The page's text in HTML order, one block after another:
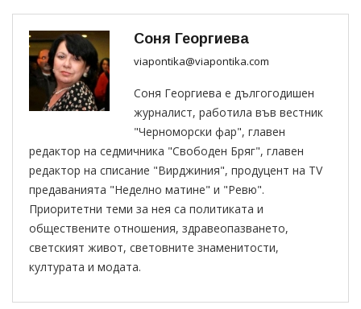
Соня Георгиева
viapontika@viapontika.com
Соня Георгиева е дългогодишен
журналист, работила във вестник
"Черноморски фар", главен
редактор на седмичника "Свободен Бряг", главен
редактор на списание "Вирджиния", продуцент на TV
предаванията "Неделно матине" и "Ревю".
Приоритетни теми за нея са политиката и
обществените отношения, здравеопазването,
светският живот, световните знаменитости,
културата и модата.